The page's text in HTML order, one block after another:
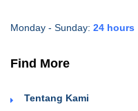
Monday - Sunday: 24 hours
Find More
Tentang Kami